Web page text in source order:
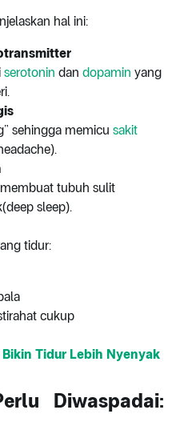
hal ini:
serotonin dan dopamin yang
sehingga memicu sakit
tubuh sulit
sleep).
tidur:
cukup
Bikin Tidur Lebih Nyenyak
Diwaspadai: